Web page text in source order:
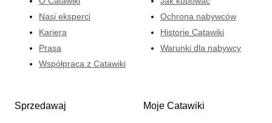
Nasi eksperci
Kariera
Prasa
Współpraca z Catawiki
Ochrona nabywców
Historie Catawiki
Warunki dla nabywcy
Sprzedawaj Moje Catawiki